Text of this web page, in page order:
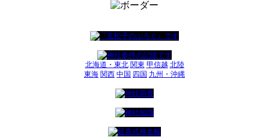
北海道・東北 関東 甲信越 北陸
東海 関西 中国 四国 九州・沖縄